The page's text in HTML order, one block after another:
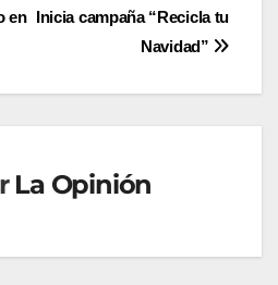
Inicia campaña “Recicla tu
Navidad”
en
La Opinión